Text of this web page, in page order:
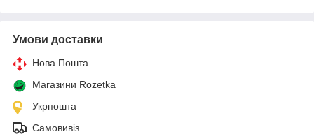
Умови доставки
Нова Пошта
Магазини Rozetka
Укрпошта
Самовивіз